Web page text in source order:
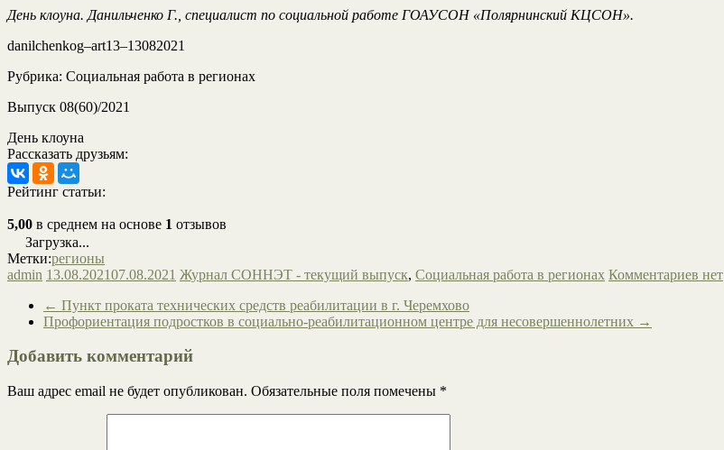
День клоуна. Данильченко Г., специалист по социальной работе ГОАУСОН «Полярнинский КЦСОН».
danilchenkog–art13–13082021
Рубрика: Социальная работа в регионах
Выпуск 08(60)/2021
День клоуна
Рассказать друзьям:
Рейтинг статьи:
5,00 в среднем на основе 1 отзывов
Загрузка...
Метки:регионы
admin 13.08.202107.08.2021 Журнал СОННЭТ - текущий выпуск, Социальная работа в регионах Комментариев нет
← Пункт проката технических средств реабилитации в г. Черемхово
Профориентация подростков в социально-реабилитационном центре для несовершеннолетних →
Добавить комментарий
Ваш адрес email не будет опубликован. Обязательные поля помечены *